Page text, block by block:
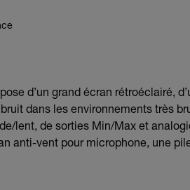
d’un grand écran rétroéclairé,
dans les environnements très
lent, de sorties Min/Max et
anti-vent pour microphone, une